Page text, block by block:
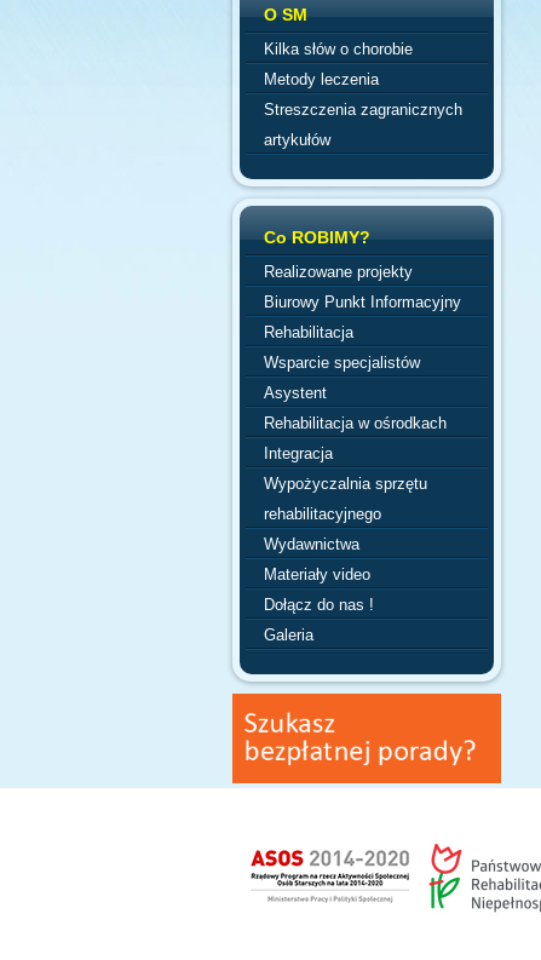
O SM
Kilka słów o chorobie
Metody leczenia
Streszczenia zagranicznych
artykułów
Co ROBIMY?
Realizowane projekty
Biurowy Punkt Informacyjny
Rehabilitacja
Wsparcie specjalistów
Asystent
Rehabilitacja w ośrodkach
Integracja
Wypożyczalnia sprzętu
rehabilitacyjnego
Wydawnictwa
Materiały video
Dołącz do nas !
Galeria